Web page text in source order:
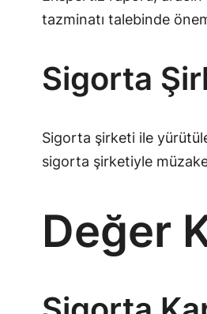
tazminatı talebinde
Sigorta
Sigorta şirketi ile
sigorta şirketiyle
Değer